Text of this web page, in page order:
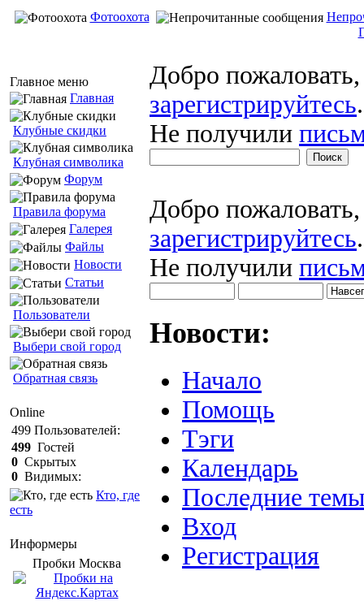
Фотоохота
Главное меню
Главная
Клубные скидки
Клубная символика
Форум
Правила форума
Галерея
Файлы
Новости
Статьи
Пользователи
Выбери свой город
Обратная связь
Online
499 Пользователей:
499 Гостей
0 Скрытых
0 Видимых:
Кто, где
есть
Информеры
Пробки Mосква
Добро
зарегистрируйтесь.
Не получили
Добро
зарегистрируйтесь.
Не получили
Новости:
Начало
Помощь
Тэги
Календарь
Последние
Вход
Регистрация